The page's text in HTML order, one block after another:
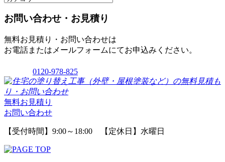
お問い合わせ・お見積り
無料お見積り・お問い合わせは
お電話またはメールフォームにてお申込みください。
0120-978-825
無料お見積り
お問い合わせ
【受付時間】9:00～18:00 【定休日】水曜日